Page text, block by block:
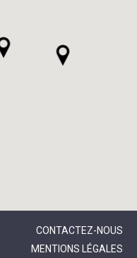
CONTACTEZ-NOUS
MENTIONS LÉGALES